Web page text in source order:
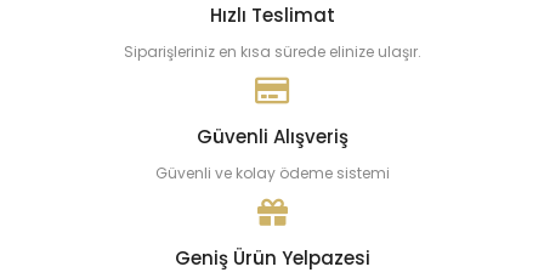
Hızlı Teslimat
Siparişleriniz en kısa sürede elinize ulaşır.
Güvenli Alışveriş
Güvenli ve kolay ödeme sistemi
Geniş Ürün Yelpazesi